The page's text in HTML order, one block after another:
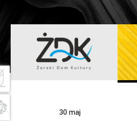
MAJ
30maj